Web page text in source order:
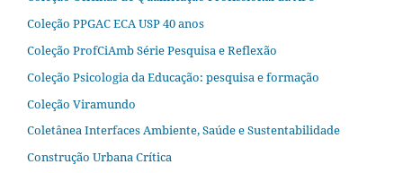
Coleção PPGAC ECA USP 40 anos
Coleção ProfCiAmb Série Pesquisa e Reflexão
Coleção Psicologia da Educação: pesquisa e formação
Coleção Viramundo
Coletânea Interfaces Ambiente, Saúde e Sustentabilidade
Construção Urbana Crítica